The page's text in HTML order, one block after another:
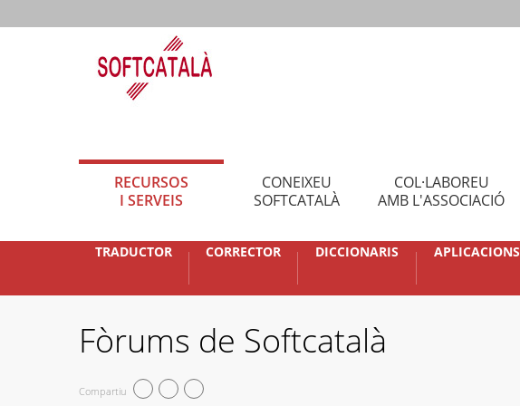
RECURSOS
I SERVEIS
CONEIXEU
SOFTCATALÀ
COL·LABOREU
AMB L'ASSOCIACIÓ
TRADUCTOR CORRECTOR DICCIONARIS APLICACIONS
Fòrums de Softcatalà
Compartiu